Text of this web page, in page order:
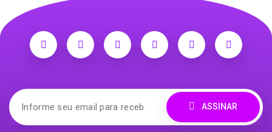
ASSINAR